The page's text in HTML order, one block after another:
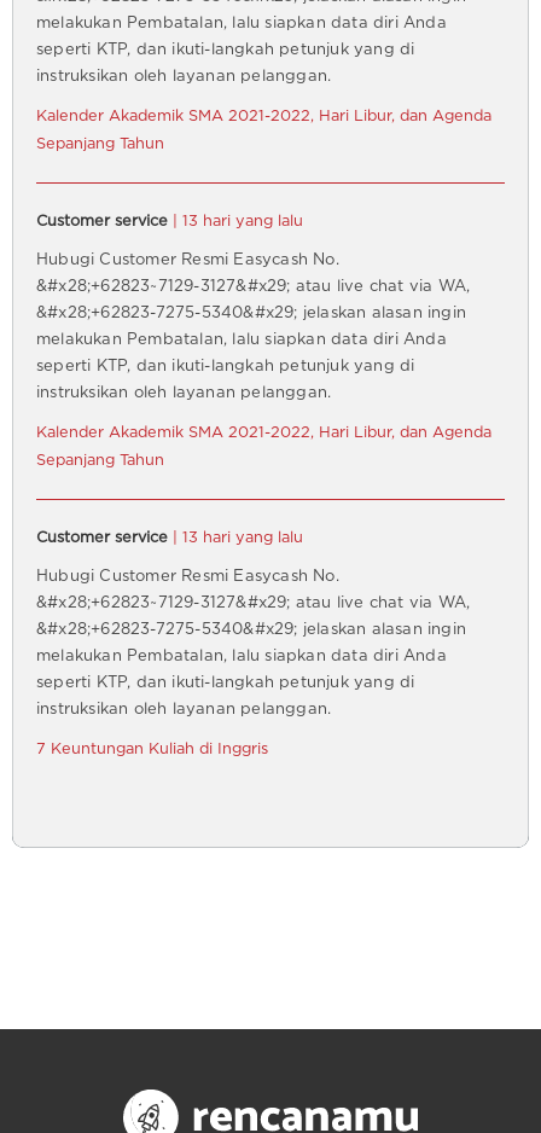
melakukan Pembatalan, lalu siapkan data diri Anda
seperti KTP, dan ikuti-langkah petunjuk yang di
instruksikan oleh layanan pelanggan.
Kalender Akademik SMA 2021-2022, Hari Libur, dan Agenda
Sepanjang Tahun
Customer service | 13 hari yang lalu
Hubugi Customer Resmi Easycash No.
&#x28;+62823~7129-3127&#x29; atau live chat via WA,
&#x28;+62823-7275-5340&#x29; jelaskan alasan ingin
melakukan Pembatalan, lalu siapkan data diri Anda
seperti KTP, dan ikuti-langkah petunjuk yang di
instruksikan oleh layanan pelanggan.
Kalender Akademik SMA 2021-2022, Hari Libur, dan Agenda
Sepanjang Tahun
Customer service | 13 hari yang lalu
Hubugi Customer Resmi Easycash No.
&#x28;+62823~7129-3127&#x29; atau live chat via WA,
&#x28;+62823-7275-5340&#x29; jelaskan alasan ingin
melakukan Pembatalan, lalu siapkan data diri Anda
seperti KTP, dan ikuti-langkah petunjuk yang di
instruksikan oleh layanan pelanggan.
7 Keuntungan Kuliah di Inggris